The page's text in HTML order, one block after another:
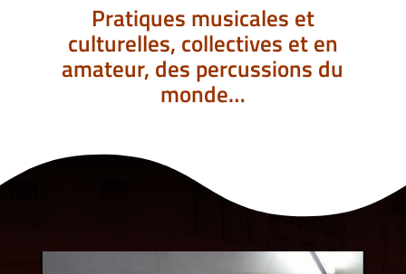
Pratiques musicales et
culturelles, collectives et en
amateur, des percussions du
monde…